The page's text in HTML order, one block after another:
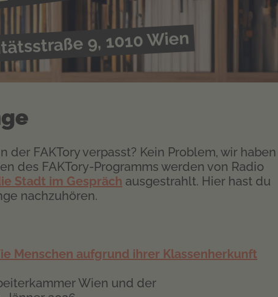
9, 1010 Wien
FAKTory verpasst? Kein Problem, wir haben
des FAKTory-Programms werden von Radio
Stadt im Gespräch ausgestrahlt. Hier hast du
nachzuhören.
Menschen aufgrund ihrer Klassenherkunft
Wien und der